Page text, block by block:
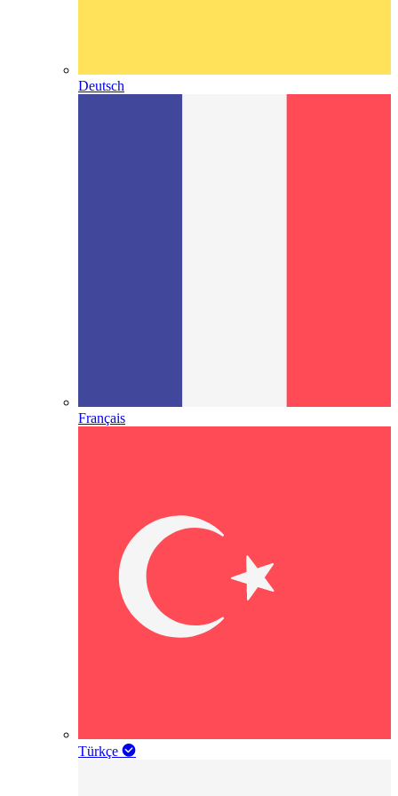
Deutsch
Français
Türkçe